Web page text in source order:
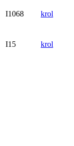
I1068 krol
I15 krol